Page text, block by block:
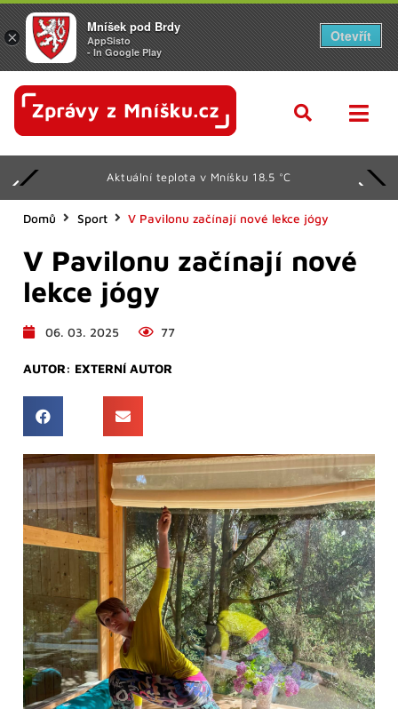
Aktuální teplota v Mníšku 18.5 °C
Domů Sport V Pavilonu začínají nové lekce jógy
V Pavilonu začínají nové
lekce jógy
06. 03. 2025 77
AUTOR: EXTERNÍ AUTOR
×
Mníšek pod Brdy
AppSisto
- In Google Play
Otevřít